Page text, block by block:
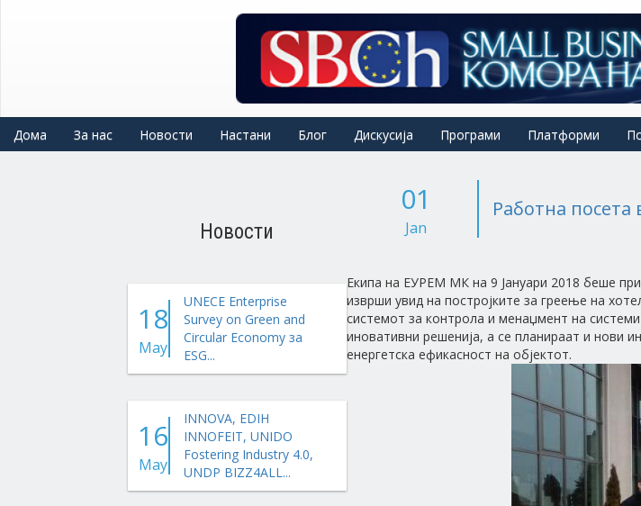
Дома За нас Новости Настани Блог Дискусија Програми Платформи
Новости
18
May
UNECE Enterprise
Survey on Green and
Circular Economy за
ESG...
16
May
INNOVA, EDIH
INNOFEIT, UNIDO
Fostering Industry 4.0,
UNDP BIZZ4ALL...
01
Jan
Работна посета
Екипа на ЕУРЕМ МК на 9 Јануари 2018 беше
изврши увид на постројките за греење на
системот за контрола и менаџмент на
иновативни решенија, а се планираат и нови
енергетска ефикасност на објектот.